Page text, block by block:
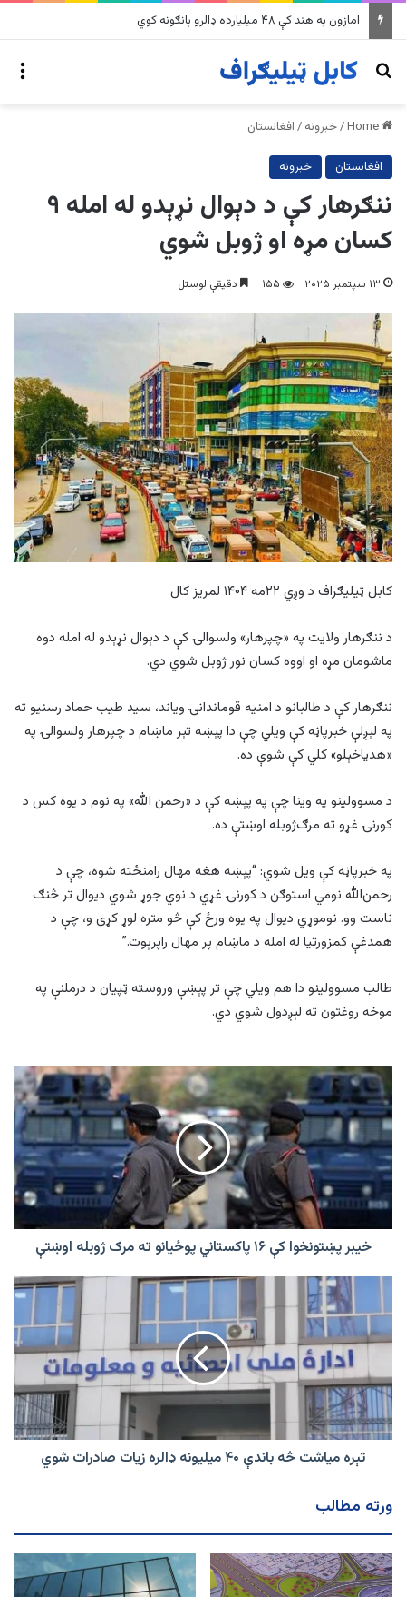
په وینزویلا کې زورورو زلزلو پراخ زیانونه اړولي
Search for
/خبرونه / افغانستان
افغانستان خبرونه
ننګرهار کې د دېوال نړېدو له امله ۹
کسان مړه او ژوبل شوي
۱۳ سپتمبر ۲۰۲۵ ۱۵۵ دقیقې لوستل
کابل ټیلیګراف د وږي ۲۲مه ۱۴۰۴ لمریز کال
د ننګرهار ولایت په «چپرهار» ولسوالۍ کې د دېوال نړېدو له امله دوه
ماشومان مړه او اووه کسان نور ژوبل شوي دي.
ننګرهار کې د طالبانو د امنیه قوماندانۍ ویاند، سید طیب حماد رسنیو ته
په لېږلې خبرپاڼه کې ویلي چې دا پېښه تېر ماښام د چپرهار ولسوالۍ په
«هدیاخېلو» کلي کې شوې ده.
د مسوولینو په وینا چې په پېښه کې د «رحمن الله» په نوم د یوه کس د
کورنۍ غړو ته مرګ‌ژوبله اوښتې ده.
په خبرپاڼه کې ویل شوي: “پېښه هغه مهال رامنځته شوه، چې د
رحمن‌الله نومي استوګن د کورنۍ غړي د نوي جوړ شوي دیوال تر څنګ
ناست وو. نوموړي دیوال په یوه ورځ کې څو متره لوړ کړی و، چې د
همدغې کمزورتیا له امله د ماښام پر مهال راپرېوت.”
طالب مسوولینو دا هم ویلي چې تر پېښې وروسته ټپيان د درملنې په
موخه روغتون ته لېږدول شوي دي.
خیبر
پښتونخوا
کې
۱۶
پاکستاني
پوځیانو
ته
مرګ
ژوبله
اوښتېخیبر پښتونخوا کې ۱۶ پاکستاني پوځیانو ته مرګ ژوبله اوښتې
باندې
میلیونه
ډالره
زیات
صادرات
تېره میاشت څه باندې ۴۰ میلیونه ډالره زیات صادرات شوي
ورته مطالب